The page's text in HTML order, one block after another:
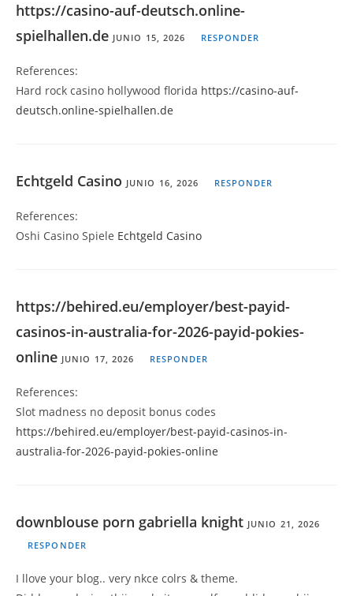
https://casino-auf-deutsch.online-
spielhallen.de JUNIO 15, 2026 RESPONDER
References:
Hard rock casino hollywood florida https://casino-auf-
deutsch.online-spielhallen.de
Echtgeld Casino JUNIO 16, 2026 RESPONDER
References:
Oshi Casino Spiele Echtgeld Casino
https://behired.eu/employer/best-payid-
casinos-in-australia-for-2026-payid-pokies-
online JUNIO 17, 2026 RESPONDER
References:
Slot madness no deposit bonus codes
https://behired.eu/employer/best-payid-casinos-in-
australia-for-2026-payid-pokies-online
downblouse porn gabriella knight JUNIO 21, 2026
RESPONDER
I llove your blog.. very nkce colrs & theme.